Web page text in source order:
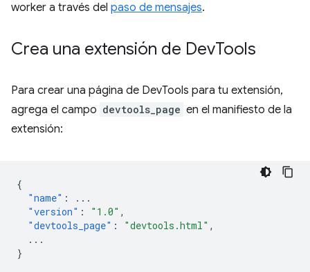
worker a través del paso de mensajes.
Crea una extensión de DevTools
Para crear una página de DevTools para tu extensión,
agrega el campo devtools_page en el manifiesto de la
extensión:
{
"name" :
...
"version" : "1.0" ,
"devtools_page" : "devtools.html" ,
...
}